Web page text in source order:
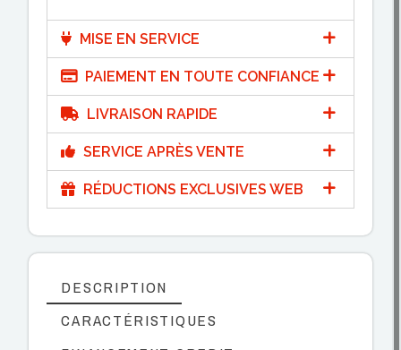
MISE EN SERVICE
PAIEMENT EN TOUTE CONFIANCE
LIVRAISON RAPIDE
SERVICE APRÈS VENTE
RÉDUCTIONS EXCLUSIVES WEB
DESCRIPTION
CARACTÉRISTIQUES